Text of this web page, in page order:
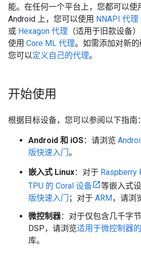
能。在任何一个平台上，您都可以使
Android 上，您可以使用 NNAPI 代理
或 Hexagon 代理 （适用于旧款设备
使用 Core ML 代理。如需添加对新的
您可以定义自己的代理。
开始使用
根据目标设备，您可以参阅以下指南：
Android 和 iOS：请浏览
版快速入门。
嵌入式 Linux：对于 Raspberry
TPU 的 Coral 设备
等嵌入式
版快速入门 ；对于 ARM，请浏
微控制器：对于仅包含几千字
DSP，请浏览适用于微控制器
库。